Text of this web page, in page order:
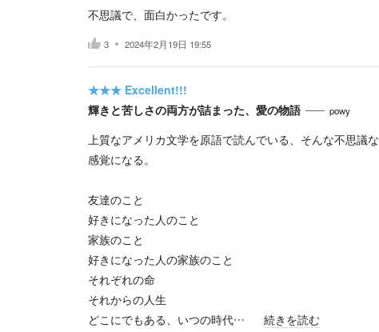
不思議で、面白かったです。
3 2024年2月19日 19:55
★★★ Excellent!!!
輝きと苦しさの両方が詰まった、愛の物語
powy
上質なアメリカ文学を原語で読んでいる、そんな不思議な
感覚になる。
友達のこと
好きになった人のこと
家族のこと
好きになった人の家族のこと
それぞれの命
それからの人生
どこにでもある、いつの時代…
続きを読む